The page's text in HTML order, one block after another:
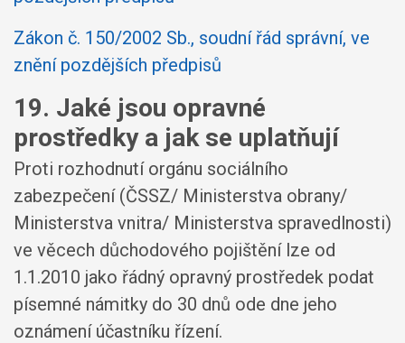
Zákon č. 150/2002 Sb., soudní řád správní, ve
znění pozdějších předpisů
19. Jaké jsou opravné
prostředky a jak se uplatňují
Proti rozhodnutí orgánu sociálního
zabezpečení (ČSSZ/ Ministerstva obrany/
Ministerstva vnitra/ Ministerstva spravedlnosti)
ve věcech důchodového pojištění lze od
1.1.2010 jako řádný opravný prostředek podat
písemné námitky do 30 dnů ode dne jeho
oznámení účastníku řízení.